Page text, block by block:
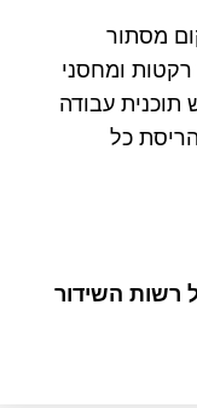
מסתור
רקטות ומחסני
עבודה
כל
רשות השידור